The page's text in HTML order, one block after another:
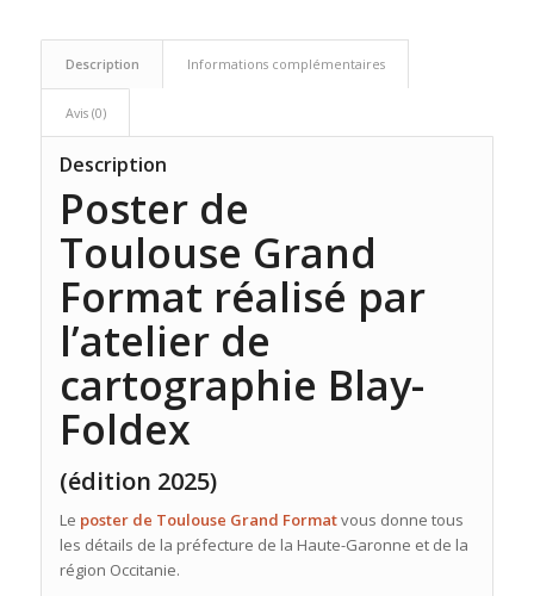
Description Informations complémentaires
Avis (0)
Description
Poster de
Toulouse Grand
Format réalisé par
l’atelier de
cartographie Blay-
Foldex
(édition 2025)
Le poster de Toulouse Grand Formatvous donne tous
les détails de la préfecture de la Haute-Garonne et de la
région Occitanie.